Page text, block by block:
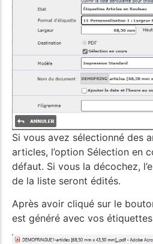
Si vous avez sélectionné des
articles, l’option Sélection en
défaut. Si vous la décochez,
de la liste seront édités.
Après avoir cliqué sur le
est généré avec vos